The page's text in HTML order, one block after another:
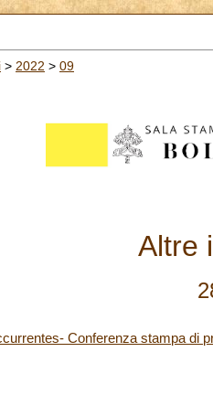
> 2022 > 09
Altre
Conferenza stampa di